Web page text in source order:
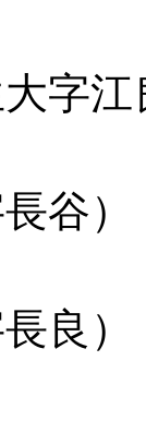
字江
谷）
良）